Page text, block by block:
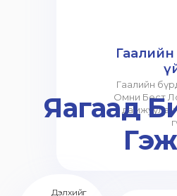
Гаалийн
Омни Бест
дамжуулан
Яагаад
Дэлхийг